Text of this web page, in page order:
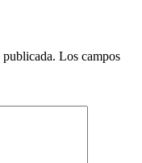
Los campos